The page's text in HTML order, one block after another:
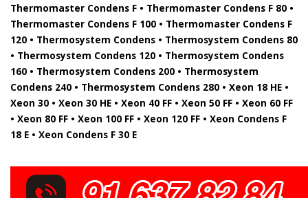
Thermomaster Condens F • Thermomaster Condens F 80 •
Thermomaster Condens F 100 • Thermomaster Condens F
120 • Thermosystem Condens • Thermosystem Condens 80
• Thermosystem Condens 120 • Thermosystem Condens
160 • Thermosystem Condens 200 • Thermosystem
Condens 240 • Thermosystem Condens 280 • Xeon 18 HE •
Xeon 30 • Xeon 30 HE • Xeon 40 FF • Xeon 50 FF • Xeon 60 FF
• Xeon 80 FF • Xeon 100 FF • Xeon 120 FF • Xeon Condens F
18 E • Xeon Condens F 30 E